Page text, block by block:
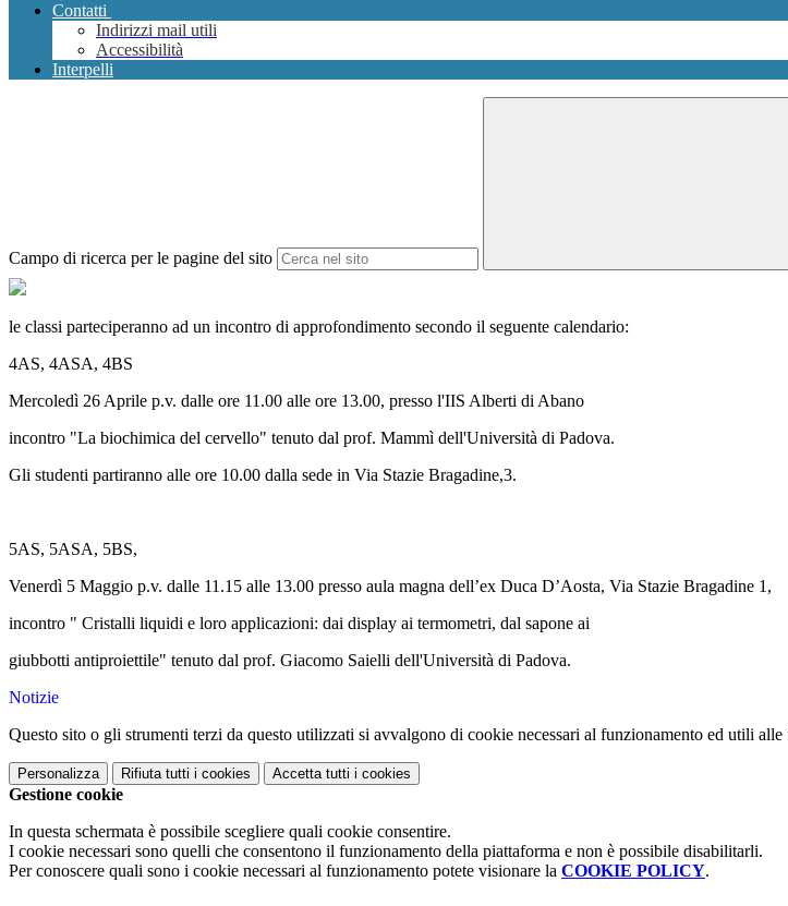
Contatti
Indirizzi mail utili
Accessibilità
Interpelli
Campo di ricerca per le pagine del sito
le classi parteciperanno ad un incontro di approfondimento secondo il seguente calendario:
4AS, 4ASA, 4BS
Mercoledì 26 Aprile p.v. dalle ore 11.00 alle ore 13.00, presso l'IIS Alberti di Abano
incontro "La biochimica del cervello" tenuto dal prof. Mammì dell'Università di Padova.
Gli studenti partiranno alle ore 10.00 dalla sede in Via Stazie Bragadine,3.
5AS, 5ASA, 5BS,
Venerdì 5 Maggio p.v. dalle 11.15 alle 13.00 presso aula magna dell’ex Duca D’Aosta, Via Stazie Bragadine 1 ,
incontro " Cristalli liquidi e loro applicazioni: dai display ai termometri, dal sapone ai
giubbotti antiproiettile" tenuto dal prof. Giacomo Saielli dell'Università di Padova.
Notizie
Questo sito o gli strumenti terzi da questo utilizzati si avvalgono di cookie necessari al funzionamento ed utili
Personalizza Rifiuta tutti i cookies Accetta tutti i cookies
Gestione cookie
In questa schermata è possibile scegliere quali cookie consentire.
I cookie necessari sono quelli che consentono il funzionamento della piattaforma e non è possibile disabilitarli.
Per conoscere quali sono i cookie necessari al funzionamento potete visionare la COOKIE POLICY.